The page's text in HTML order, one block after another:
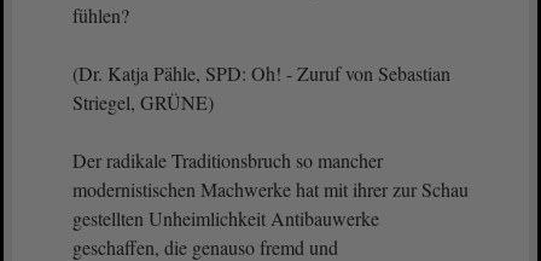
fühlen?
(Dr. Katja Pähle, SPD: Oh! - Zuruf von Sebastian
Striegel, GRÜNE)
Der radikale Traditionsbruch so mancher
modernistischen Machwerke hat mit ihrer zur Schau
gestellten Unheimlichkeit Antibauwerke
geschaffen, die genauso fremd und